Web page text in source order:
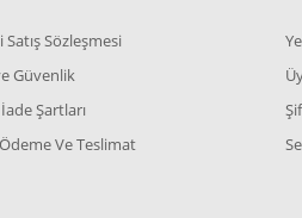
Satış Sözleşmesi
Güvenlik
Şartları
Ve Teslimat